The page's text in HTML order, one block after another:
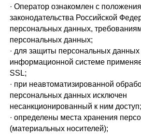
· Оператор ознакомлен с
законодательства Российской
персональных данных,
персональных данных;
· для защиты персональных данных
информационной системе
SSL;
· при неавтоматизированной
персональных данных исключен
несанкционированный к ним доступ;
· определены места хранения
(материальных носителей);